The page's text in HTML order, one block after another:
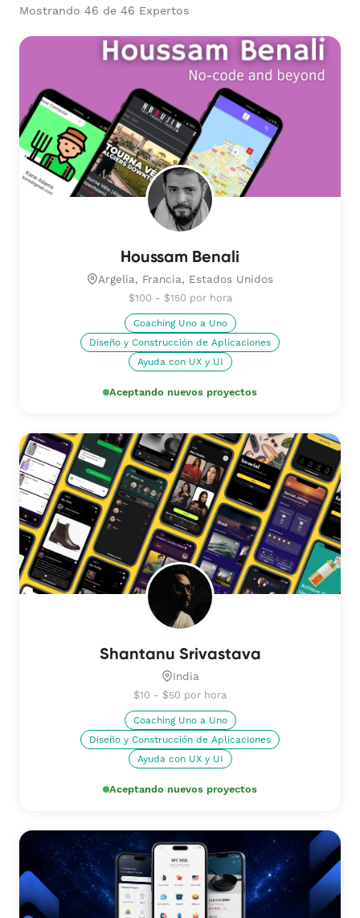
Mostrando 46 de 46 Expertos
Houssam Benali
Argelia, Francia, Estados Unidos
$100 - $150 por hora
Coaching Uno a Uno
Diseño y Construcción de Aplicaciones
Ayuda con UX y UI
Aceptando nuevos proyectos
Shantanu Srivastava
India
$10 - $50 por hora
Coaching Uno a Uno
Diseño y Construcción de Aplicaciones
Ayuda con UX y UI
Aceptando nuevos proyectos